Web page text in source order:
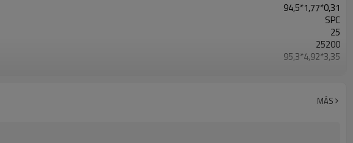
94,5*1,77*0,31
SPC
25
25200
95,3*4,92*3,35
MÁS